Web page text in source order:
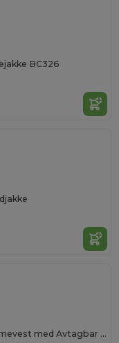
BC326
Trendy Varmende Damevest med Avtagbar Hette